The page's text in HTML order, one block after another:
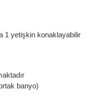
1 yetişkin konaklayabilir
banyo)